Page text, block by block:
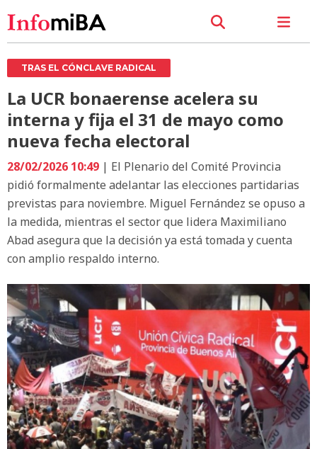
TRAS EL CÓNCLAVE RADICAL
La UCR bonaerense acelera su
interna y fija el 31 de mayo como
nueva fecha electoral
28/02/2026 10:49 | El Plenario del Comité Provincia
pidió formalmente adelantar las elecciones partidarias
previstas para noviembre. Miguel Fernández se opuso a
la medida, mientras el sector que lidera Maximiliano
Abad asegura que la decisión ya está tomada y cuenta
con amplio respaldo interno.